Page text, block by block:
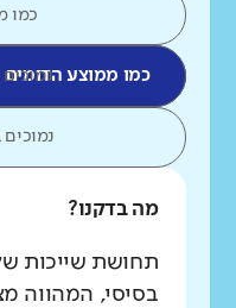
כמו
כמו ממוצע הדומים
מה בדקנו?
תחושת שייכות
בסיסי, המהווה